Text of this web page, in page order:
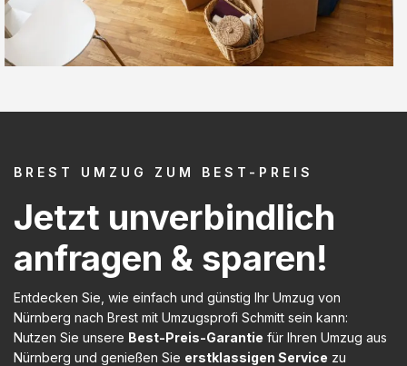
BREST UMZUG ZUM BEST-PREIS
Jetzt unverbindlich
anfragen & sparen!
Entdecken Sie, wie einfach und günstig Ihr Umzug von
Nürnberg nach Brest mit Umzugsprofi Schmitt sein kann:
Nutzen Sie unsere Best-Preis-Garantie für Ihren Umzug aus
Nürnberg und genießen Sie erstklassigen Service zu